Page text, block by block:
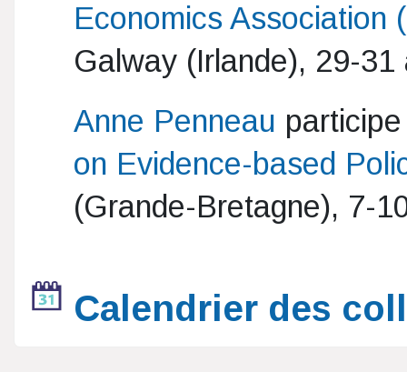
Economics Association
Galway (Irlande), 29-
Anne Penneau
on Evidence-based
(Grande-Bretagne), 7-
Calendrier des